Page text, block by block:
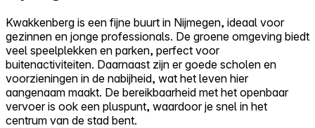
Reviews
Prijzen
Log in
Probeer Walter gratis
Kwakkenberg is een fijne buurt in Nijmegen, ideaal voor
gezinnen en jonge professionals. De groene omgeving biedt
veel speelplekken en parken, perfect voor
buitenactiviteiten. Daarnaast zijn er goede scholen en
voorzieningen in de nabijheid, wat het leven hier
aangenaam maakt. De bereikbaarheid met het openbaar
vervoer is ook een pluspunt, waardoor je snel in het
centrum van de stad bent.